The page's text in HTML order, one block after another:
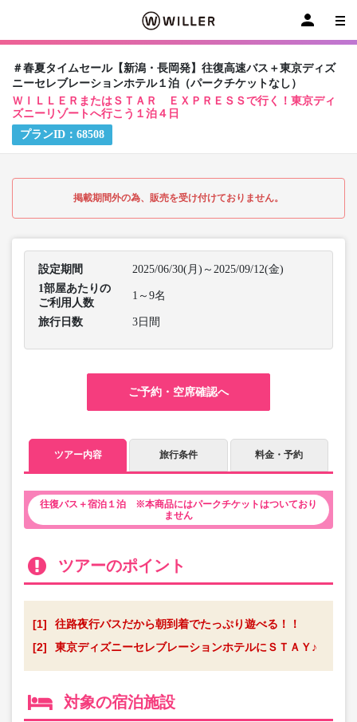
＃春夏タイムセール【新潟・長岡発】往復高速バス＋東京ディズ
ニーセレブレーションホテル１泊（パークチケットなし）
ＷＩＬＬＥＲまたはＳＴＡＲ ＥＸＰＲＥＳＳで行く！東京ディ
ズニーリゾートへ行こう１泊４日
プランID： 68508
掲載期間外の為、販売を受け付けておりません。
設定期間
2025/06/30(月)～2025/09/12(金)
1部屋あたりの
ご利用人数
1～9名
旅行日数 3日間
ご予約・空席確認へ
ツアー内容 旅行条件 料金・予約
往復バス＋宿泊１泊 ※本商品にはパークチケットはついており
ません
ツアーのポイント
[1]
往路夜行バスだから朝到着でたっぷり遊べる！！
[2]
東京ディズニーセレブレーションホテルにＳＴＡＹ♪
対象の宿泊施設